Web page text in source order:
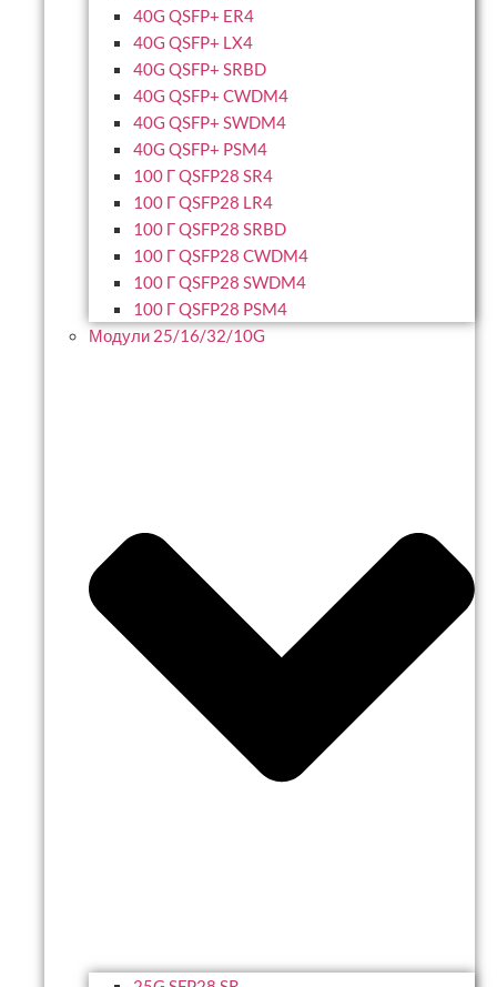
40G QSFP+ ER4
40G QSFP+ LX4
40G QSFP+ SRBD
40G QSFP+ CWDM4
40G QSFP+ SWDM4
40G QSFP+ PSM4
100 Г QSFP28 SR4
100 Г QSFP28 LR4
100 Г QSFP28 SRBD
100 Г QSFP28 CWDM4
100 Г QSFP28 SWDM4
100 Г QSFP28 PSM4
Модули 25/16/32/10G